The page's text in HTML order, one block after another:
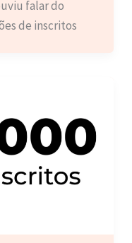
falar do
de inscritos